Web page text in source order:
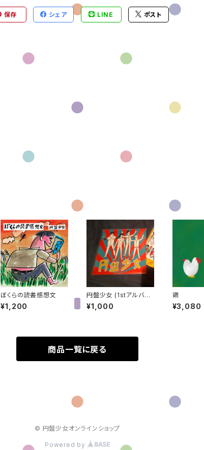
保存 シェア LINE ポスト
ぼくらの読書感想文
¥1,200
円盤少女 (1stアルバム
CD-R版)
¥1,000
鶏
¥3,080
商品一覧に戻る
© 円盤少女オンラインショップ
Powered by